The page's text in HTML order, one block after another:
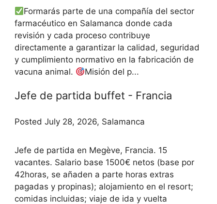
Formarás parte de una compañía del sector
farmacéutico en Salamanca donde cada
revisión y cada proceso contribuye
directamente a garantizar la calidad, seguridad
y cumplimiento normativo en la fabricación de
vacuna animal.
Misión del p...
Jefe de partida buffet - Francia
Posted July 28, 2026, Salamanca
Jefe de partida en Megève, Francia. 15
vacantes. Salario base 1500€ netos (base por
42horas, se añaden a parte horas extras
pagadas y propinas); alojamiento en el resort;
comidas incluidas; viaje de ida y vuelta